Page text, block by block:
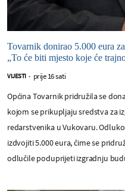
Tovarnik donirao 5.000 eura
„To će biti mjesto koje će
VIJESTI - prije 16 sati
Općina Tovarnik pridružila se
kojom se prikupljaju sredstva za
redarstvenika u Vukovaru.
izdvojiti 5.000 eura, čime se
odlučile poduprijeti izgradnju